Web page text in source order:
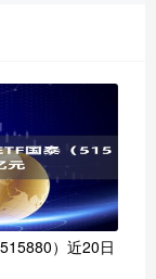
）近20日